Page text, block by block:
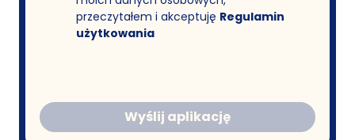
przeczytałem i akceptuję Regulamin
użytkowania
Wyślij aplikację